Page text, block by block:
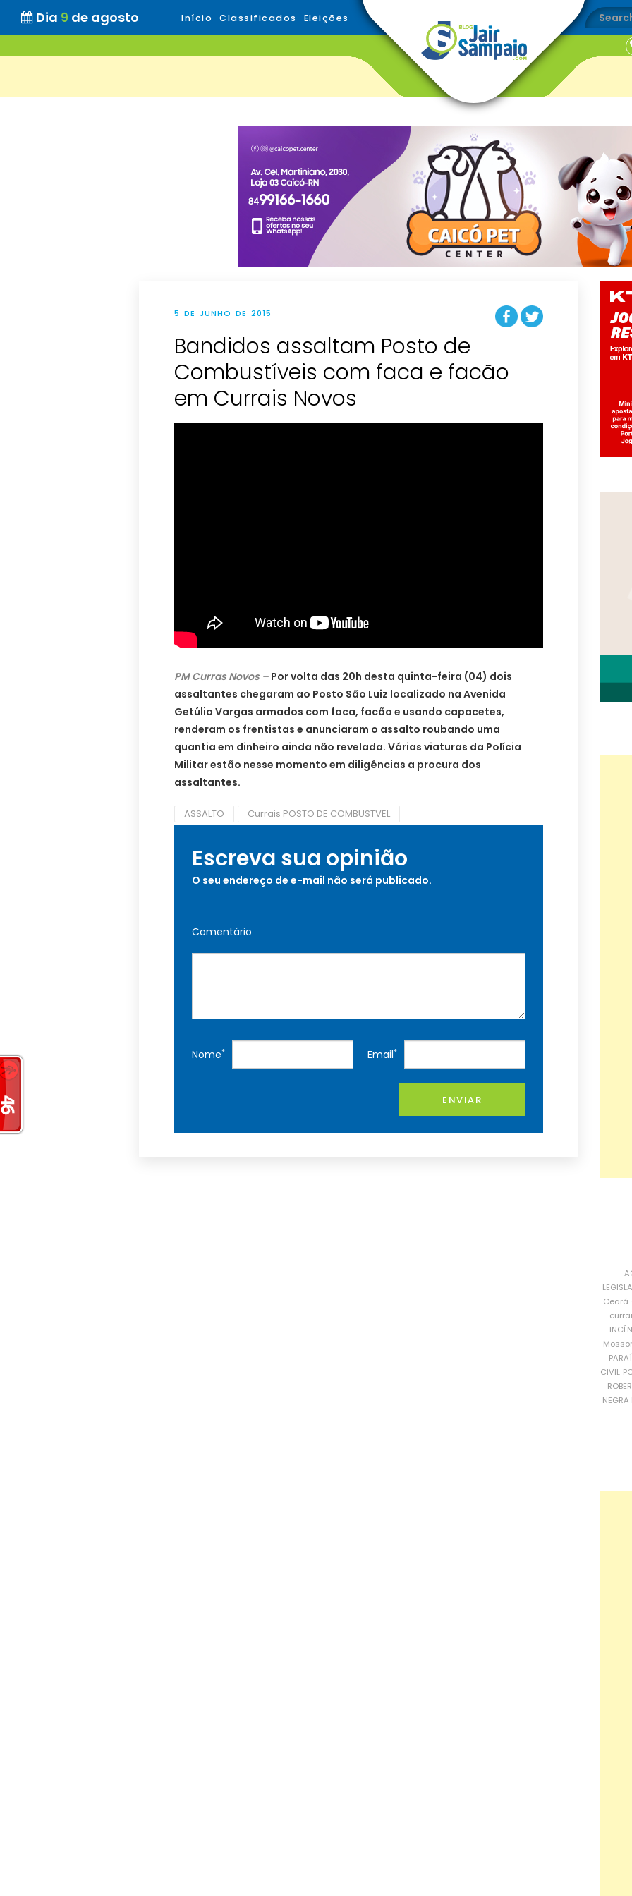
Dia 9 de agosto Início Classificados Eleições
5 DE JUNHO DE 2015
Bandidos assaltam Posto de
Combustíveis com faca e facão
em Currais Novos
PM Curras Novos – Por volta das 20h desta quinta-feira (04) dois
assaltantes chegaram ao Posto São Luiz localizado na Avenida
Getúlio Vargas armados com faca, facão e usando capacetes,
renderam os frentistas e anunciaram o assalto roubando uma
quantia em dinheiro ainda não revelada. Várias viaturas da Polícia
Militar estão nesse momento em diligências a procura dos
assaltantes.
ASSALTO Currais POSTO DE COMBUSTVEL
Escreva sua opinião
O seu endereço de e-mail não será publicado.
Comentário
Nome* Email*
ENVIAR
Ceará
CIVIL
NEGRA